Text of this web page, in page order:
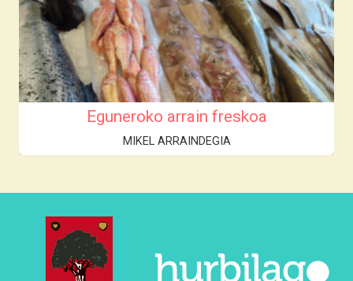
Eguneroko arrain freskoa
MIKEL ARRAINDEGIA